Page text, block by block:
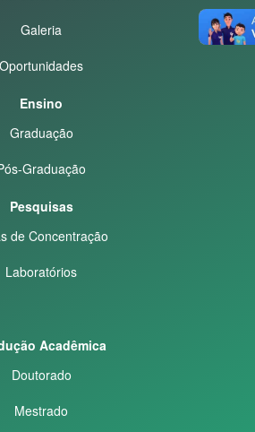
Galeria
Oportunidades
Ensino
Graduação
Graduação
Pesquisas
de Concentração
Laboratórios
Acadêmica
Doutorado
Mestrado